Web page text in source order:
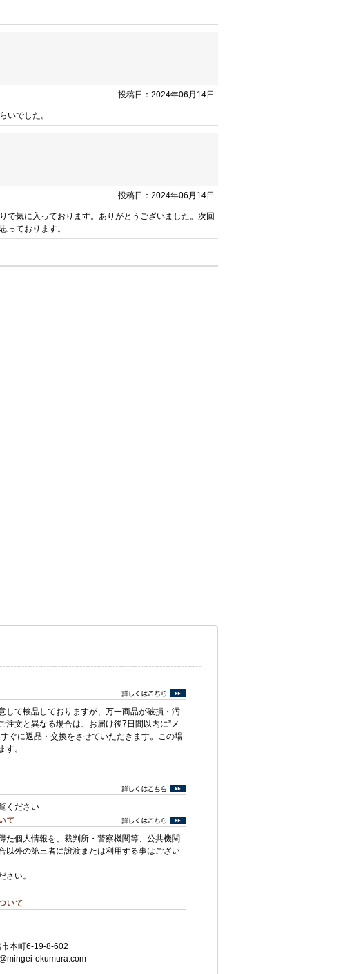
投稿日：2024年06月14日
いでした。
投稿日：2024年06月14日
で気に入っております。ありがとうございました。次回
っております。
して検品しておりますが、万一商品が破損・汚
注文と異なる場合は、お届け後7日間以内に”メ
ぐに返品・交換をさせていただきます。この場
す。
ください
た個人情報を、裁判所・警察機関等、公共機関
以外の第三者に譲渡または利用する事はござい
さい。
本町6-19-8-602
okumura.com